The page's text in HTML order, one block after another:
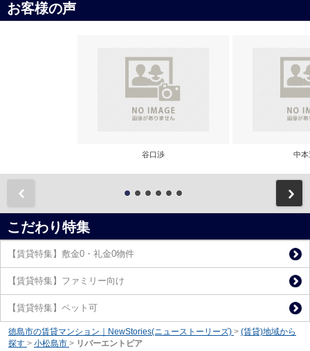
お客様の声
谷口渉 中本
こだわり特集
【賃貸特集】敷金0・礼金0物件
【賃貸特集】ファミリー向け
【賃貸特集】ペット可
徳島市の賃貸マンション｜NewStories(ニューストーリーズ) > (賃貸)地域から
探す > 小松島市 > リバーエントピア